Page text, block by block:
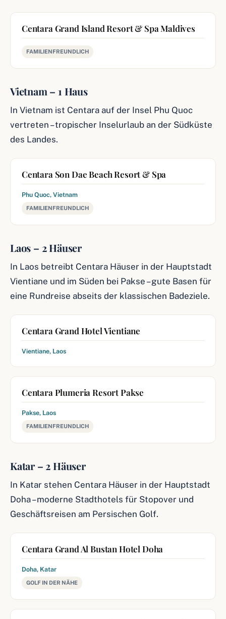
Centara Grand Island Resort & Spa Maldives
FAMILIENFREUNDLICH
Vietnam – 1 Haus
In Vietnam ist Centara auf der Insel Phu Quoc
vertreten – tropischer Inselurlaub an der Südküste
des Landes.
Centara Son Dae Beach Resort & Spa
Phu Quoc, Vietnam
FAMILIENFREUNDLICH
Laos – 2 Häuser
In Laos betreibt Centara Häuser in der Hauptstadt
Vientiane und im Süden bei Pakse – gute Basen für
eine Rundreise abseits der klassischen Badeziele.
Centara Grand Hotel Vientiane
Vientiane, Laos
Centara Plumeria Resort Pakse
Pakse, Laos
FAMILIENFREUNDLICH
Katar – 2 Häuser
In Katar stehen Centara Häuser in der Hauptstadt
Doha – moderne Stadthotels für Stopover und
Geschäftsreisen am Persischen Golf.
Centara Grand Al Bustan Hotel Doha
Doha, Katar
GOLF IN DER NÄHE